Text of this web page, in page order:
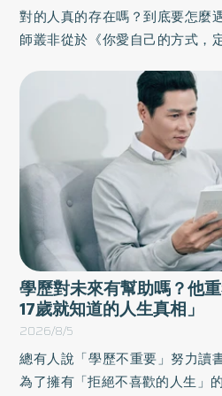
對的人真的存在嗎？到底要怎麼
師叢非從於《你愛自己的方式，
化自己的練習，化解人際、家
害，重新建立親密與和諧的互
與被愛。以下為原書摘文：
學歷對未來有幫助嗎？他
17歲就知道的人生真相」
2026/8/5
總有人說「學歷不重要」努力讀
為了擁有「拒絕不喜歡的人生」